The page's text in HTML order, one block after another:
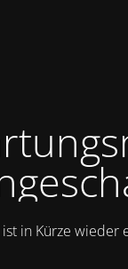
in Kürze wieder